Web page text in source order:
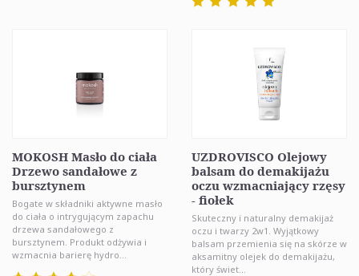
MOKOSH Masło do ciała
Drzewo sandałowe z
bursztynem
Bogate w składniki aktywne masło
do ciała o intrygującym zapachu
drzewa sandałowego z
bursztynem. Produkt odżywia i
wzmacnia barierę hydro...
UZDROVISCO Olejowy
balsam do demakijażu
oczu wzmacniający rzęsy
- fiołek
Skuteczny i naturalny demakijaż
oczu i twarzy 2w1. Wyjątkowy
balsam przemienia się na skórze w
aksamitny olejek do demakijażu,
który świet...